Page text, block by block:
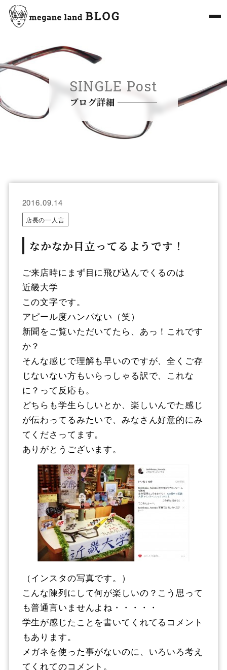
SINGLE Post
ブログ詳細
2016.09.14
店長の一人言
なかなか目立ってるようです！
ご来店時にまず目に飛び込んでくるのは
近畿大学
この文字です。
アピール度ハンパない（笑）
新聞をご覧いただいてたら、あっ！これです
か？
そんな感じで理解も早いのですが、全くご存
じないない方もいらっしゃる訳で、これな
に？って反応も。
どちらも学生らしいとか、楽しいんでた感じ
が伝わってるみたいで、みなさん好意的にみ
てくださってます。
ありがとうございます。
（インスタの写真です。）
こんな陳列にして何が楽しいの？こう思って
も普通言いませんよね・・・・・
学生が感じたことを書いてくれてるコメント
もあります。
メガネを使った事がないのに、いろいろ考え
てくれてのコメント。